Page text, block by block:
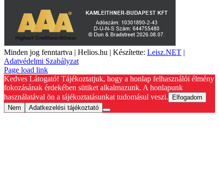
Minden jog fenntartva | Helios.hu | Készítette: Leisz.NET |
Adatvédelmi Szabályzat
YouTube
Facebook
Page load link
Kedves Látogató! Tájékoztatjuk, hogy a honlap felhasználói élmény
fokozásának érdekében sütiket alkalmazunk. A honlapunk
használatával ön a tájékoztatásunkat tudomásul veszi.
Elfogadom
Nem
Adatkezelési tájékoztató